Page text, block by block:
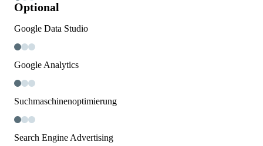
Optional
Google Data Studio
Google Analytics
Suchmaschinenoptimierung
Search Engine Advertising